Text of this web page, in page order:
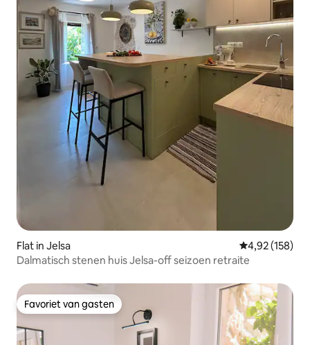
Flat in Jelsa Gemiddelde
4,92 (158)
Dalmatisch stenen huis Jelsa-off seizoen retraite
Favoriet van gasten
Favoriet van gasten